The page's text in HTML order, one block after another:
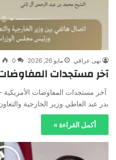
نهى عراقي مايو 26, 2026 0
آخر مستجدات المفاوضات
آخر مستجدات المفاوضات الأمريكية
بدر عبد العاطي وزير الخارجية
أكمل القراءة »